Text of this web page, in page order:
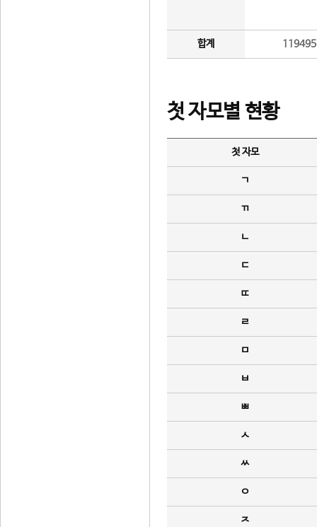
합계
첫 자모별 현황
첫 자모
ㄱ
ㄲ
ㄴ
ㄷ
ㄸ
ㄹ
ㅁ
ㅂ
ㅃ
ㅅ
ㅆ
ㅇ
ㅈ